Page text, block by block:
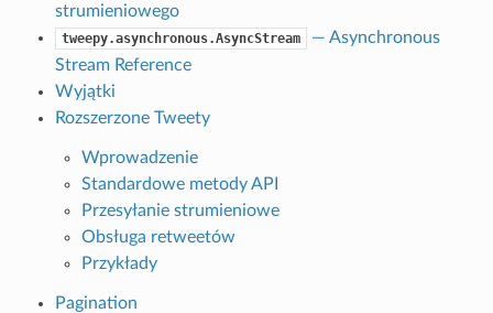
strumieniowego
tweepy.asynchronous.AsyncStream
— Asynchronous
Stream Reference
Wyjątki
Rozszerzone Tweety
Wprowadzenie
Standardowe metody API
Przesyłanie strumieniowe
Obsługa retweetów
Przykłady
Pagination